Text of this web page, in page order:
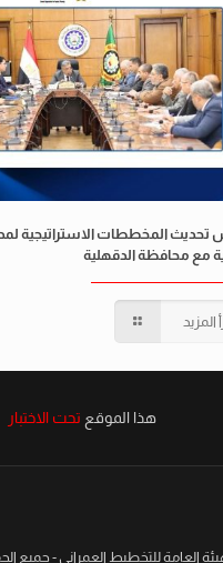
تحديث المخططات الاستراتيجية
مع محافظة الدقهلية
المزيد
هذا الموقع تحت الاختبار